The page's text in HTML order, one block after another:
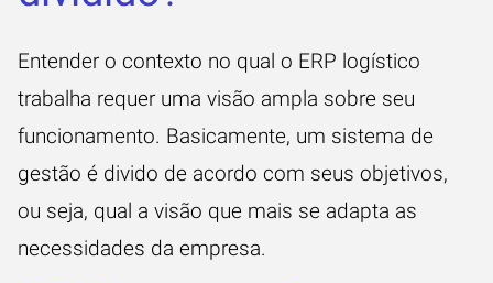
Entender o contexto no qual o ERP logístico
trabalha requer uma visão ampla sobre seu
funcionamento. Basicamente, um sistema de
gestão é divido de acordo com seus objetivos,
ou seja, qual a visão que mais se adapta as
necessidades da empresa.